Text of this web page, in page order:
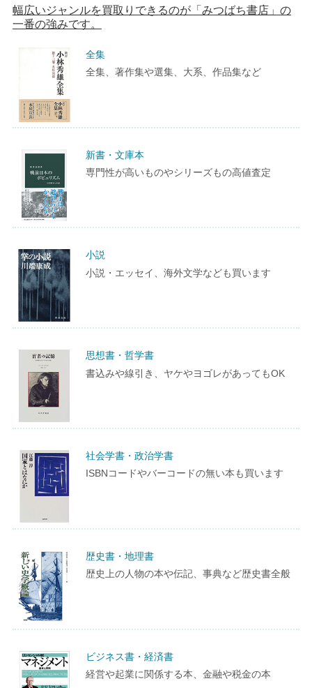
幅広いジャンルを買取りできるのが「みつばち書店」の
一番の強みです。
全集
全集、著作集や選集、大系、作品集など
新書・文庫本
専門性が高いものやシリーズもの高値査定
小説
小説・エッセイ、海外文学なども買います
思想書・哲学書
書込みや線引き、ヤケやヨゴレがあってもOK
社会学書・政治学書
ISBNコードやバーコードの無い本も買います
歴史書・地理書
歴史上の人物の本や伝記、事典など歴史書全般
ビジネス書・経済書
経営や起業に関係する本、金融や税金の本